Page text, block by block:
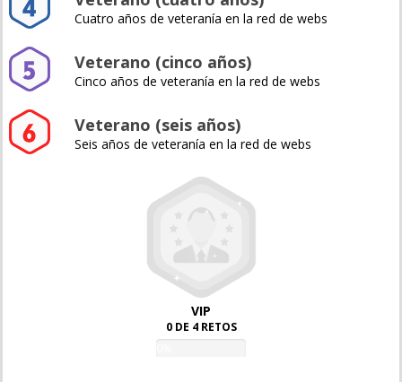
Cuatro años de veteranía en la red de webs
Veterano (cinco años)
Cinco años de veteranía en la red de webs
Veterano (seis años)
Seis años de veteranía en la red de webs
VIP
0 DE 4 RETOS